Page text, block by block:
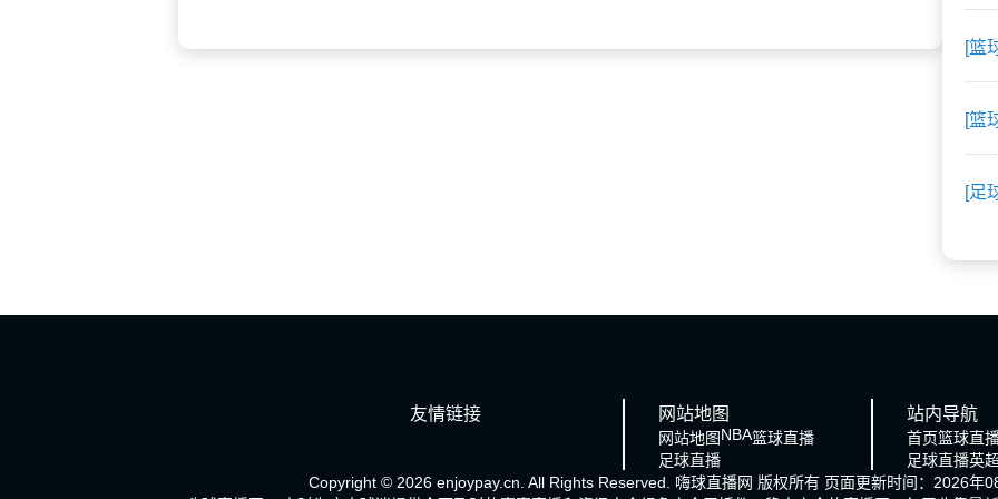
[篮
[篮
[足
友情链接 网站地图
网站地图NBA篮球直播
足球直播
站内导航
首页篮球直
足球直播英
Copyright © 2026 enjoypay.cn. All Rights Reserved. 嗨球直播网 版权所有 页面更新时间：2026年